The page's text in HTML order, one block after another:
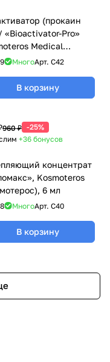
(прокаин
«Bioactivator-Pro»
Medical
Медикал), 6
9 МногоАрт. C42
В корзину
960 ₽ -25%
+36 бонусов
концентрат
Kosmoteros
6 мл
8 МногоАрт. C40
В корзину